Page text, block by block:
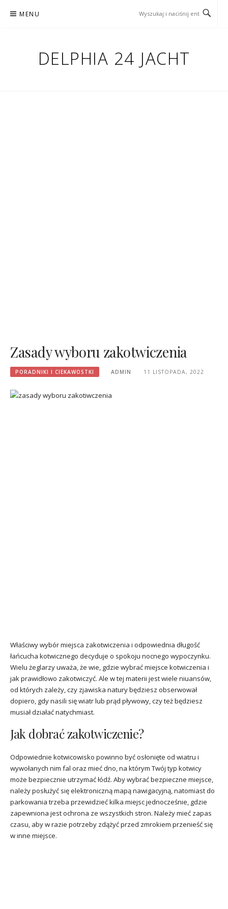
MENU
DELPHIA 24 JACHT
Zasady wyboru zakotwiczenia
PORADNIKI I CIEKAWOSTKI ADMIN 11 LISTOPADA, 2022
Właściwy wybór miejsca zakotwiczenia i odpowiednia długość
łańcucha kotwicznego decyduje o spokoju nocnego wypoczynku.
Wielu żeglarzy uważa, że wie, gdzie wybrać miejsce kotwiczenia i
jak prawidłowo zakotwiczyć. Ale w tej materii jest wiele niuansów,
od których zależy, czy zjawiska natury będziesz obserwował
dopiero, gdy nasili się wiatr lub prąd pływowy, czy też będziesz
musiał działać natychmiast.
Jak dobrać zakotwiczenie?
Odpowiednie kotwicowisko powinno być osłonięte od wiatru i
wywołanych nim fal oraz mieć dno, na którym Twój typ kotwicy
może bezpiecznie utrzymać łódź. Aby wybrać bezpieczne miejsce,
należy posłużyć się elektroniczną mapą nawigacyjną, natomiast do
parkowania trzeba przewidzieć kilka miejsc jednocześnie, gdzie
zapewniona jest ochrona ze wszystkich stron. Należy mieć zapas
czasu, aby w razie potrzeby zdążyć przed zmrokiem przenieść się
w inne miejsce.